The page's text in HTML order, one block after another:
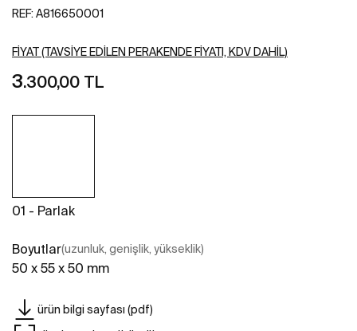
REF: A816650001
FIYAT (TAVSIYE EDILEN PERAKENDE FIYATI, KDV DAHIL)
3.300,00 TL
01 - Parlak
Boyutlar(uzunluk, genişlik, yükseklik)
50 x 55 x 50 mm
ürün bilgi sayfası (pdf)